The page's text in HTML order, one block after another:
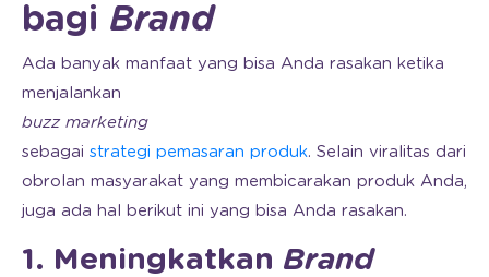
bagi Brand
Ada banyak manfaat yang bisa Anda rasakan ketika
menjalankan
buzz marketing
sebagai strategi pemasaran produk. Selain viralitas dari
obrolan masyarakat yang membicarakan produk Anda,
juga ada hal berikut ini yang bisa Anda rasakan.
1. Meningkatkan Brand